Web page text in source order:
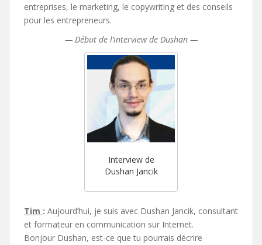
entreprises, le marketing, le copywriting et des conseils
pour les entrepreneurs.
— Début de l’interview de Dushan —
Interview de
Dushan Jancik
Tim : Aujourd’hui, je suis avec Dushan Jancik, consultant
et formateur en communication sur Internet.
Bonjour Dushan, est-ce que tu pourrais décrire